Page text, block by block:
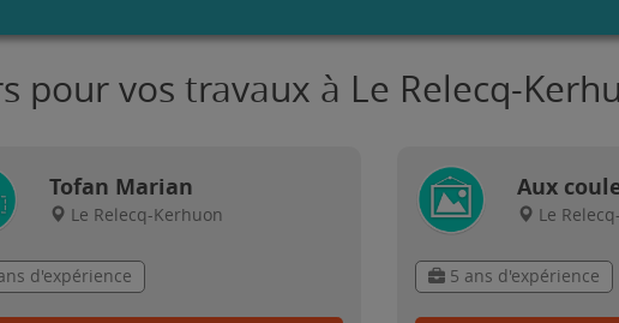
pour vos travaux à Le Relecq-
Tofan Marian
Le Relecq-Kerhuon
d'expérience
Aux
Le
5 ans d'expérience